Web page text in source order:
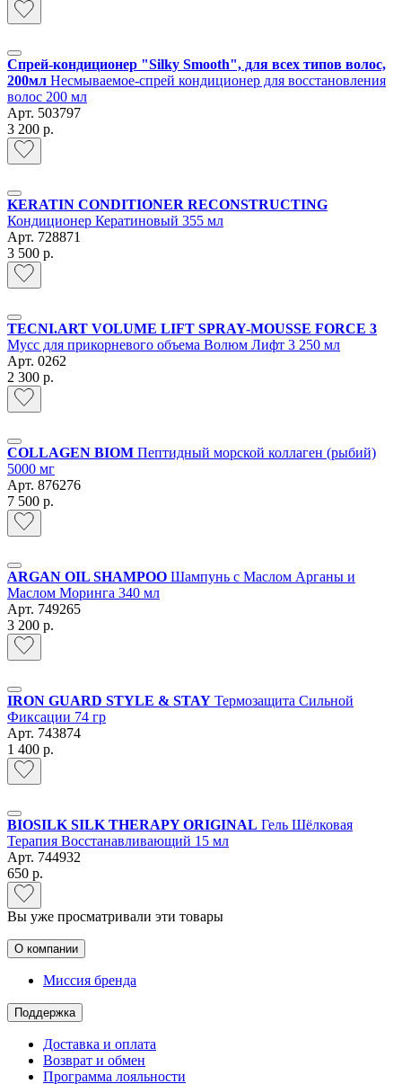
Спрей-кондиционер "Silky Smooth", для всех типов волос,
200мл Несмываемое-спрей кондиционер для восстановления
волос 200 мл
Арт. 503797
3 200 р.
KERATIN CONDITIONER RECONSTRUCTING
Кондиционер Кератиновый 355 мл
Арт. 728871
3 500 р.
TECNI.ART VOLUME LIFT SPRAY-MOUSSE FORCE 3
Мусс для прикорневого объема Волюм Лифт 3 250 мл
Арт. 0262
2 300 р.
COLLAGEN BIOM Пептидный морской коллаген (рыбий)
5000 мг
Арт. 876276
7 500 р.
ARGAN OIL SHAMPOO Шампунь с Маслом Арганы и
Маслом Моринга 340 мл
Арт. 749265
3 200 р.
IRON GUARD STYLE & STAY Термозащита Сильной
Фиксации 74 гр
Арт. 743874
1 400 р.
BIOSILK SILK THERAPY ORIGINAL Гель Шёлковая
Терапия Восстанавливающий 15 мл
Арт. 744932
650 р.
Вы уже просматривали эти товары
О компании
Миссия бренда
Поддержка
Доставка и оплата
Возврат и обмен
Программа лояльности